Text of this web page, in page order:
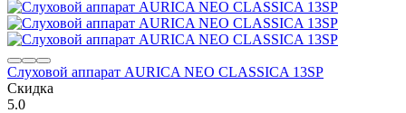
Слуховой аппарат AURICA NEO CLASSICA 13SP
Скидка
5.0